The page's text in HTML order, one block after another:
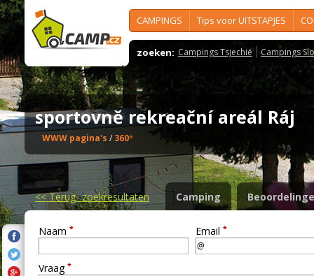
CAMPINGS Tips voor UITSTAPJES
zoeken: Campings Tsjechië Campings
sportovně rekreační areál Ráj
WWW pagina's / 360º
<<Terug- zoekresultaten Camping
Naam * Email *
Vraag *